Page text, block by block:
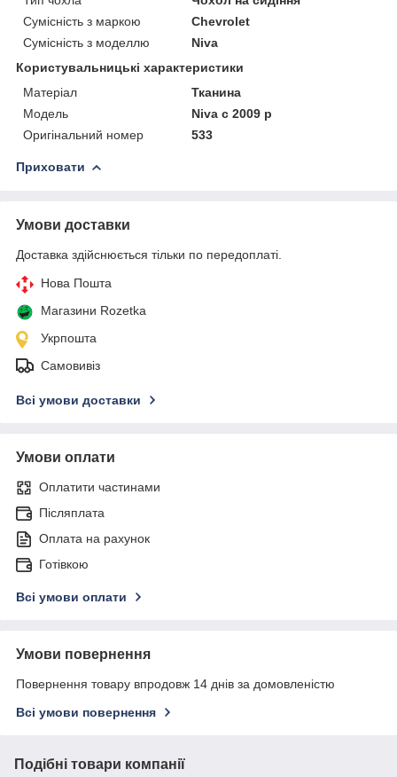
Сумісність з маркою
Chevrolet
Сумісність з моделлю
Niva
Користувальницькі характеристики
Матеріал
Тканина
Модель
Niva c 2009 р
Оригінальний номер
533
Приховати
Умови доставки
Доставка здійснюється тільки по передоплаті.
Нова Пошта
Магазини Rozetka
Укрпошта
Самовивіз
Всі умови доставки
Умови оплати
Оплатити частинами
Післяплата
Оплата на рахунок
Готівкою
Всі умови оплати
Умови повернення
Повернення товару впродовж 14 днів за домовленістю
Всі умови повернення
Подібні товари компанії